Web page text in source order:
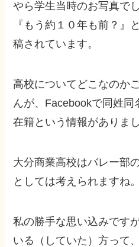
やら学生当時のお写真で
『もう約１０年も前？』
稿されています。
高校についてどこなのか
んが、Facebookで同姓同
在籍という情報がありまし
大分商業高校はバレー部
としては考えられますね。
私の勝手な思い込みです
いる（していた）方って